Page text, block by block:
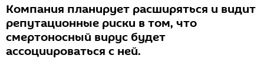
Компания планирует расширяться и видит
репутационные риски в том, что
смертоносный вирус будет
ассоциироваться с ней.